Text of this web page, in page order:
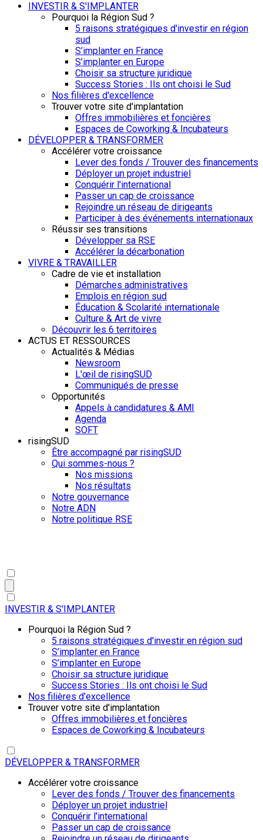
INVESTIR & S'IMPLANTER
Pourquoi la Région Sud ?
5 raisons stratégiques d'investir en région
sud
S’implanter en France
S’implanter en Europe
Choisir sa structure juridique
Success Stories : Ils ont choisi le Sud
Nos filières d'excellence
Trouver votre site d'implantation
Offres immobilières et foncières
Espaces de Coworking & Incubateurs
DÉVELOPPER & TRANSFORMER
Accélérer votre croissance
Lever des fonds / Trouver des financements
Déployer un projet industriel
Conquérir l'international
Passer un cap de croissance
Rejoindre un réseau de dirigeants
Participer à des événements internationaux
Réussir ses transitions
Développer sa RSE
Accélérer la décarbonation
VIVRE & TRAVAILLER
Cadre de vie et installation
Démarches administratives
Emplois en région sud
Éducation & Scolarité internationale
Culture & Art de vivre
Découvrir les 6 territoires
ACTUS ET RESSOURCES
Actualités & Médias
Newsroom
L'œil de risingSUD
Communiqués de presse
Opportunités
Appels à candidatures & AMI
Agenda
SOFT
risingSUD
Être accompagné par risingSUD
Qui sommes-nous ?
Nos missions
Nos résultats
Notre gouvernance
Notre ADN
Notre politique RSE
INVESTIR & S'IMPLANTER
Pourquoi la Région Sud ?
5 raisons stratégiques d'investir en région sud
S’implanter en France
S’implanter en Europe
Choisir sa structure juridique
Success Stories : Ils ont choisi le Sud
Nos filières d'excellence
Trouver votre site d'implantation
Offres immobilières et foncières
Espaces de Coworking & Incubateurs
DÉVELOPPER & TRANSFORMER
Accélérer votre croissance
Lever des fonds / Trouver des financements
Déployer un projet industriel
Conquérir l'international
Passer un cap de croissance